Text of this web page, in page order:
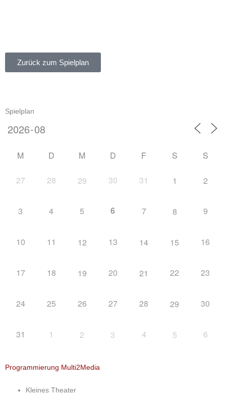
Zurück zum Spielplan
Spielplan
M D M D F S S
27 28 29 30 31 1 2
3 4 5 6 7 8 9
10 11 12 13 14 15 16
17 18 19 20 21 22 23
24 25 26 27 28 29 30
31 1 2 3 4 5 6
Programmierung Multi2Media
Kleines Theater